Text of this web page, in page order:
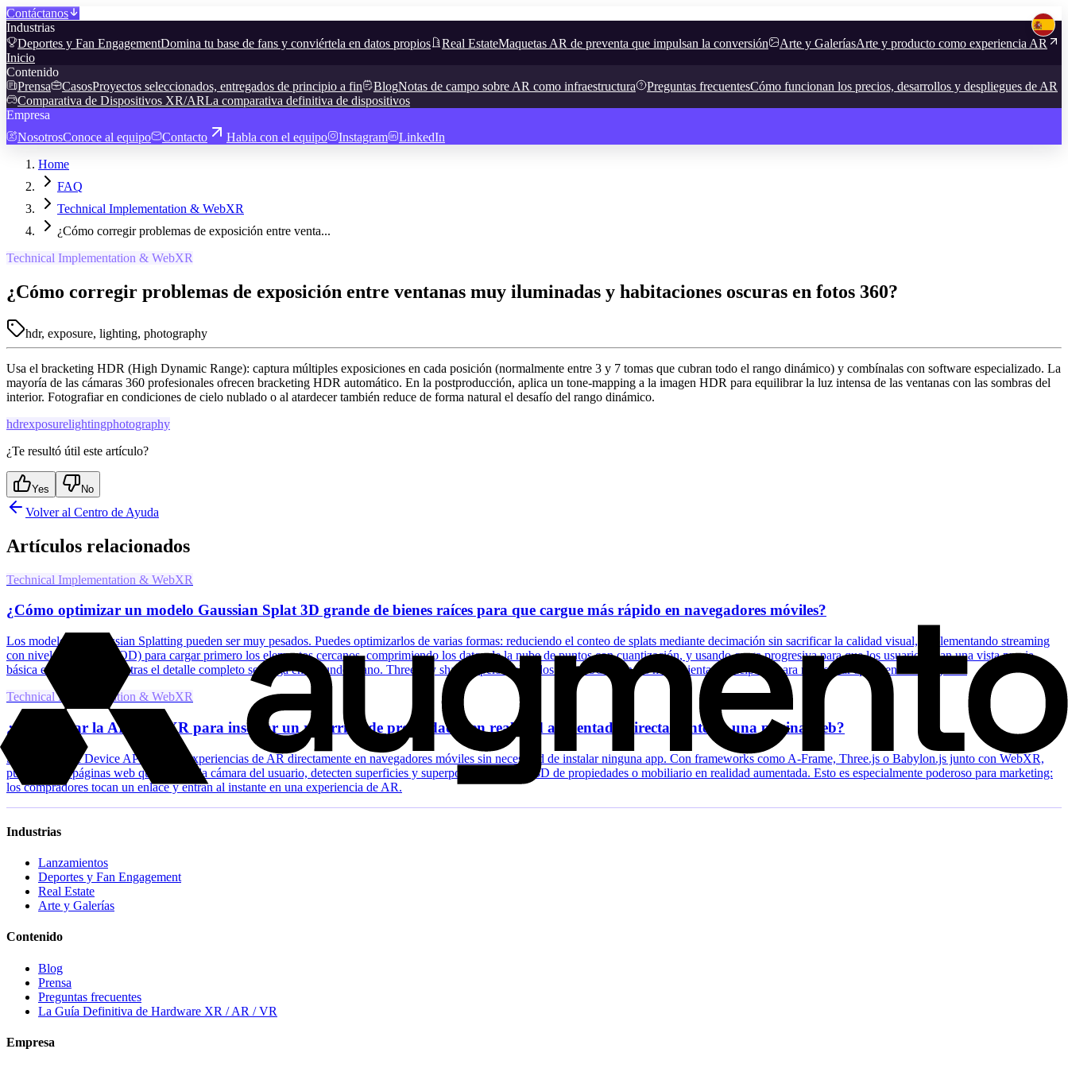
Contáctanos
Industrias
Deportes y Fan EngagementDomina tu base de fans y conviértela en datos propios Real EstateMaquetas AR de preventa que impulsan la conversión Arte y GaleríasArte y producto como experiencia AR
Inicio
Contenido
Prensa
CasosProyectos seleccionados, entregados de principio a fin BlogNotas de campo sobre AR como infraestructura Preguntas frecuentesCómo funcionan los precios, desarrollos y despliegues de AR
Comparativa de Dispositivos XR/ARLa comparativa definitiva de dispositivos
Empresa
NosotrosConoce al equipo Contacto Habla con el equipo Instagram
LinkedIn
Home
FAQ
Technical Implementation & WebXR
¿Cómo corregir problemas de exposición entre venta...
Technical Implementation & WebXR
¿Cómo corregir problemas de exposición entre ventanas muy iluminadas y habitaciones oscuras en fotos 360?
hdr, exposure, lighting, photography
Usa el bracketing HDR (High Dynamic Range): captura múltiples exposiciones en cada posición (normalmente entre 3 y 7 tomas que cubran todo el rango dinámico) y combínalas con software especializado. La
mayoría de las cámaras 360 profesionales ofrecen bracketing HDR automático. En la postproducción, aplica un tone-mapping a la imagen HDR para equilibrar la luz intensa de las ventanas con las sombras del
interior. Fotografiar en condiciones de cielo nublado o al atardecer también reduce de forma natural el desafío del rango dinámico.
hdrexposurelightingphotography
¿Te resultó útil este artículo?
Yes No
Volver al Centro de Ayuda
Artículos relacionados
Technical Implementation & WebXR
¿Cómo optimizar un modelo Gaussian Splat 3D grande de bienes raíces para que cargue más rápido en navegadores móviles?
Los modelos de Gaussian Splatting pueden ser muy pesados. Puedes optimizarlos de varias formas: reduciendo el conteo de splats mediante decimación sin sacrificar la calidad visual, implementando streaming
con nivel de detalle (LOD) para cargar primero los elementos cercanos, comprimiendo los datos de la nube de puntos con cuantización, y usando carga progresiva para que los usuarios vean una vista previa
básica en segundos mientras el detalle completo se carga en segundo plano. Three.js y shaders personalizados de WebGL son las herramientas principales para renderizar splats en el navegador.
Technical Implementation & WebXR
¿Puedo usar la API WebXR para insertar un recorrido de propiedades en realidad aumentada directamente en una página web?
Sí. La WebXR Device API permite experiencias de AR directamente en navegadores móviles sin necesidad de instalar ninguna app. Con frameworks como A-Frame, Three.js o Babylon.js junto con WebXR,
puedes crear páginas web que activen la cámara del usuario, detecten superficies y superpongan modelos 3D de propiedades o mobiliario en realidad aumentada. Esto es especialmente poderoso para marketing:
los compradores tocan un enlace y entran al instante en una experiencia de AR.
Industrias
Lanzamientos
Deportes y Fan Engagement
Real Estate
Arte y Galerías
Contenido
Blog
Prensa
Preguntas frecuentes
La Guía Definitiva de Hardware XR / AR / VR
Empresa